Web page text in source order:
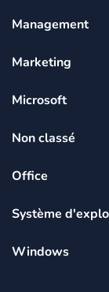
Management
Marketing
Microsoft
Non classé
Office
Système
Windows